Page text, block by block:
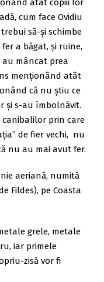
atât copiii lor
cum face Ovidiu
să-și schimbe
a băgat, și ruine,
au mâncat prea
menționând atât
că nu știu ce
și s-au îmbolnăvit.
canibalilor prin care
de fier vechi, nu
nu au mai avut fer.
aeriană, numită
Fildes), pe Coasta
grele, metale
iar primele
zisă vor fi